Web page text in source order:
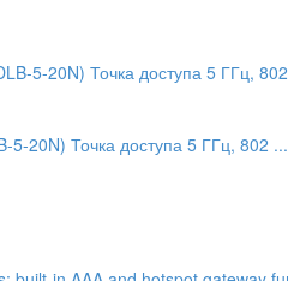
5-20N) Точка доступа 5 ГГц, 802 ...